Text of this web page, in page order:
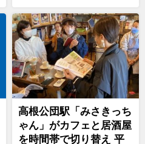
高根公団駅「みさきっち
ゃん」がカフェと居酒屋
を時間帯で切り替え 平